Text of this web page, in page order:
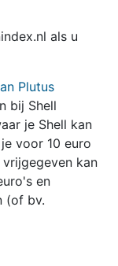
als u
Plutus
bij Shell
je Shell kan
voor 10 euro
kan
en
(of bv.